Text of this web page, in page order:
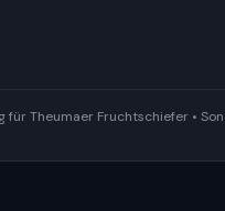
Theumaer Fruchtschiefer •